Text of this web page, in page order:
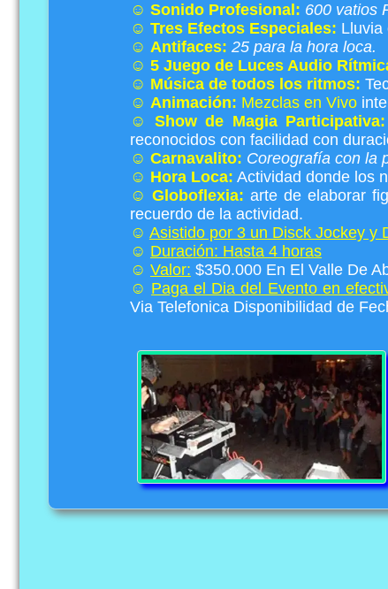
☺ Sonido Profesional: 600 vatios
☺ Tres Efectos Especiales: Lluvia
☺ Antifaces: 25 para la hora loca.
☺ 5 Juego de Luces Audio
☺ Música de todos los ritmos:
☺ Animación: Mezclas en Vivo
☺ Show de Magia Participativa:
reconocidos con facilidad con
☺ Carnavalito: Coreografía con la
☺ Hora Loca: Actividad donde los
☺ Globoflexia: arte de elaborar
recuerdo de la actividad.
☺ Asistido por 3 un Disck Jockey y
☺ Duración: Hasta 4 horas
☺ Valor: $350.000 En El Valle De
☺ Paga el Dia del Evento en
Via Telefonica Disponibilidad de